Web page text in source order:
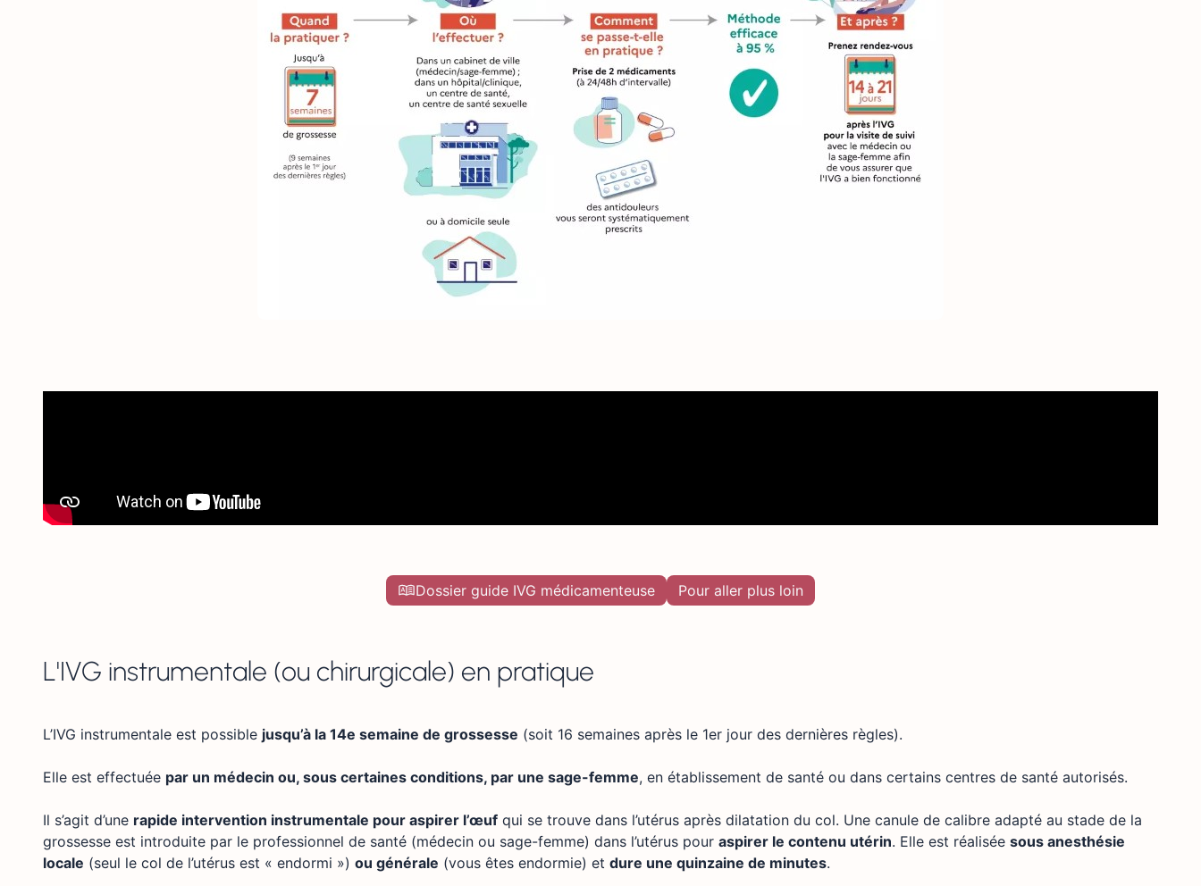
Dossier guide IVG médicamenteuse Pour aller plus loin
L'IVG instrumentale (ou chirurgicale) en pratique
L’IVG instrumentale est possible jusqu’à la 14e semaine de grossesse (soit 16 semaines après le 1er jour des dernières règles).
Elle est effectuée par un médecin ou, sous certaines conditions, par une sage-femme, en établissement de santé ou dans certains centres de santé autorisés.
Il s’agit d’une rapide intervention instrumentale pour aspirer l’œuf qui se trouve dans l’utérus après dilatation du col. Une canule de calibre adapté au stade de la
grossesse est introduite par le professionnel de santé (médecin ou sage-femme) dans l’utérus pour aspirer le contenu utérin. Elle est réalisée sous anesthésie
locale (seul le col de l’utérus est « endormi ») ou générale (vous êtes endormie) et dure une quinzaine de minutes.